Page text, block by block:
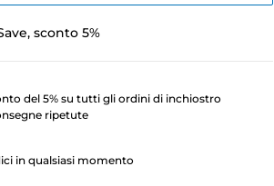
sconto 5%
del 5% su tutti gli ordini di inchiostro
ripetute
in qualsiasi momento